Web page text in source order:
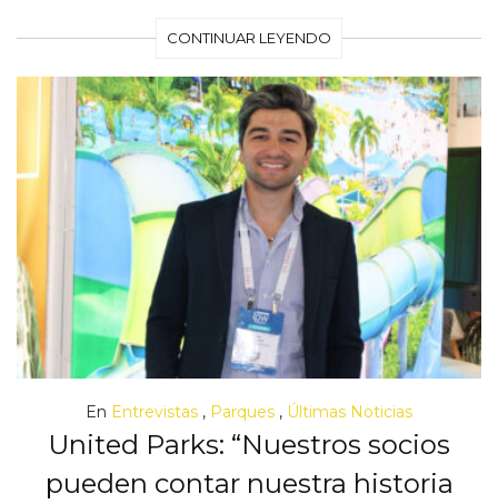
CONTINUAR LEYENDO
En Entrevistas , Parques , Últimas Noticias
United Parks: “Nuestros socios
pueden contar nuestra historia